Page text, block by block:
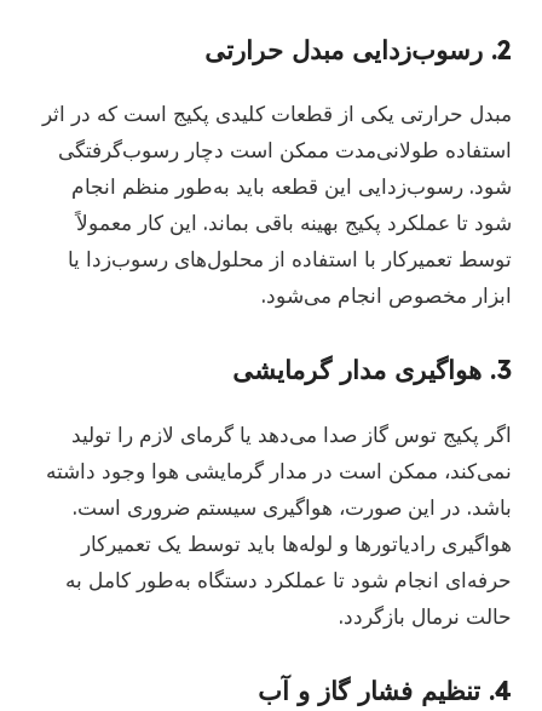
2. رسوب‌زدایی مبدل حرارتی
مبدل حرارتی یکی از قطعات کلیدی پکیج است که در اثر
استفاده طولانی‌مدت ممکن است دچار رسوب‌گرفتگی
شود. رسوب‌زدایی این قطعه باید به‌طور منظم انجام
شود تا عملکرد پکیج بهینه باقی بماند. این کار معمولاً
توسط تعمیرکار با استفاده از محلول‌های رسوب‌زدا یا
ابزار مخصوص انجام می‌شود.
3. هواگیری مدار گرمایشی
اگر پکیج توس گاز صدا می‌دهد یا گرمای لازم را تولید
نمی‌کند، ممکن است در مدار گرمایشی هوا وجود داشته
باشد. در این صورت، هواگیری سیستم ضروری است.
هواگیری رادیاتورها و لوله‌ها باید توسط یک تعمیرکار
حرفه‌ای انجام شود تا عملکرد دستگاه به‌طور کامل به
حالت نرمال بازگردد.
4. تنظیم فشار گاز و آب